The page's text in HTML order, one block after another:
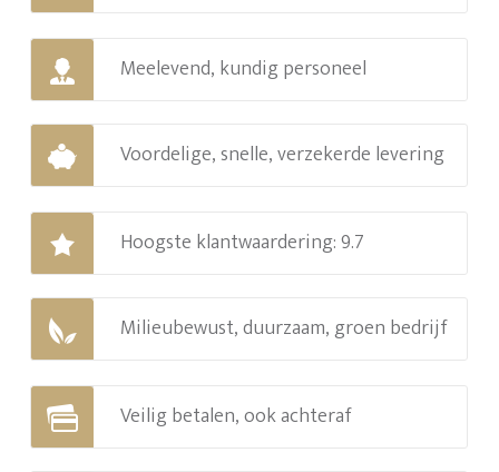
Meelevend, kundig personeel
Voordelige, snelle, verzekerde levering
Hoogste klantwaardering: 9.7
Milieubewust, duurzaam, groen bedrijf
Veilig betalen, ook achteraf